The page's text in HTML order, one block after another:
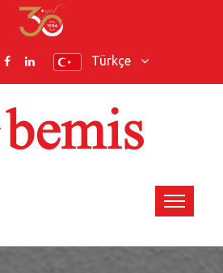
Türkçe